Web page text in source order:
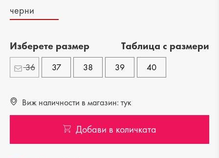
черни
Изберете размер Tаблица с размери
36 37 38 39 40
Виж наличности в магазин: тук
Добави в количката